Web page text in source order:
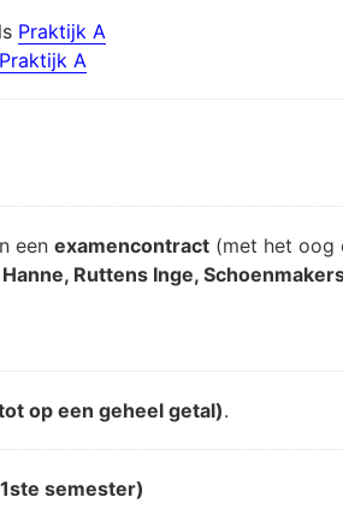
Praktijk A
Praktijk A
een examencontract (met het oog
Ruttens Inge,
op een geheel getal).
semester)